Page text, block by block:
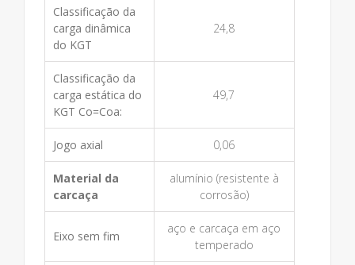
Classificação da
carga dinâmica
do KGT
24,8
Classificação da
carga estática do
KGT Co=Coa:
49,7
Jogo axial 0,06
Material da
carcaça
alumínio (resistente à
corrosão)
Eixo sem fim
aço e carcaça em aço
temperado